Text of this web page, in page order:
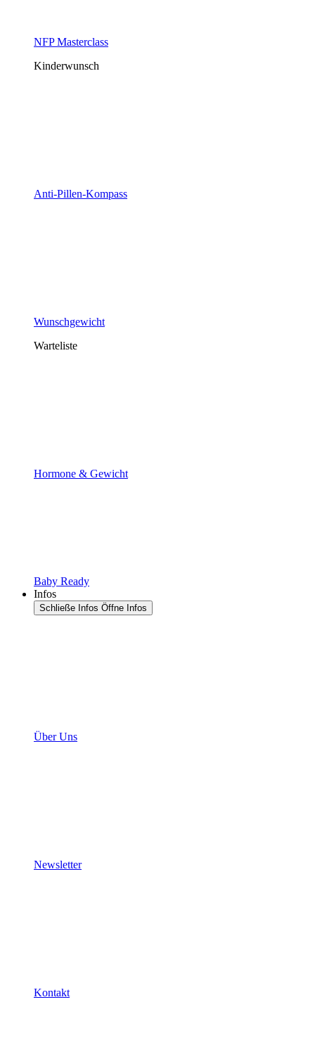
NFP Masterclass
Kinderwunsch
Anti-Pillen-Kompass
Wunschgewicht
Warteliste
Hormone & Gewicht
Baby Ready
Infos
Schließe Infos Öffne Infos
Über Uns
Newsletter
Kontakt